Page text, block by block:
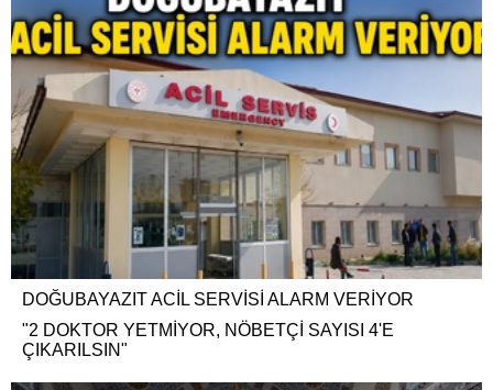
DOĞUBAYAZIT ACİL SERVİSİ ALARM VERİYOR
"2 DOKTOR YETMİYOR, NÖBETÇİ SAYISI 4'E
ÇIKARILSIN"